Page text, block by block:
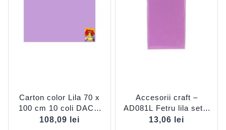
Carton color Lila 70 x
100 cm 10 coli DACO
CN271L
108,09 lei
Accesorii craft –
AD081L Fetru lila set 4
DACO
13,06 lei